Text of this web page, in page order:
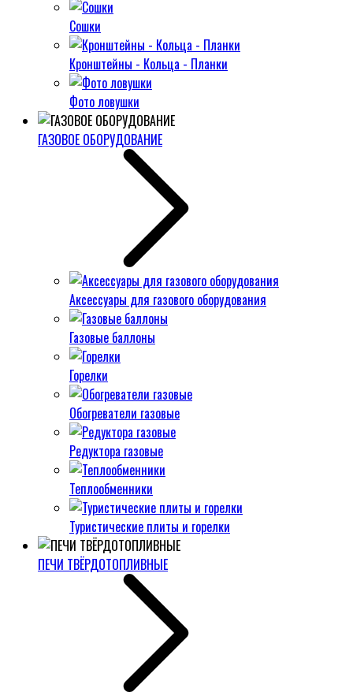
Сошки
Кронштейны - Кольца - Планки
Фото ловушки
ГАЗОВОЕ ОБОРУДОВАНИЕ
Аксессуары для газового оборудования
Газовые баллоны
Горелки
Обогреватели газовые
Редуктора газовые
Теплообменники
Туристические плиты и горелки
ПЕЧИ ТВЁРДОТОПЛИВНЫЕ